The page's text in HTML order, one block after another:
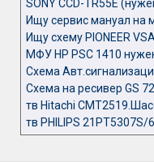
SONY CCD-TR55E
Ищу сервис мануал на
Ищу схему PIONEER
МФУ HP PSC 1410
Схема
Схема на ресивер GS
тв Hitachi
тв PHILIPS 21PT5307S/